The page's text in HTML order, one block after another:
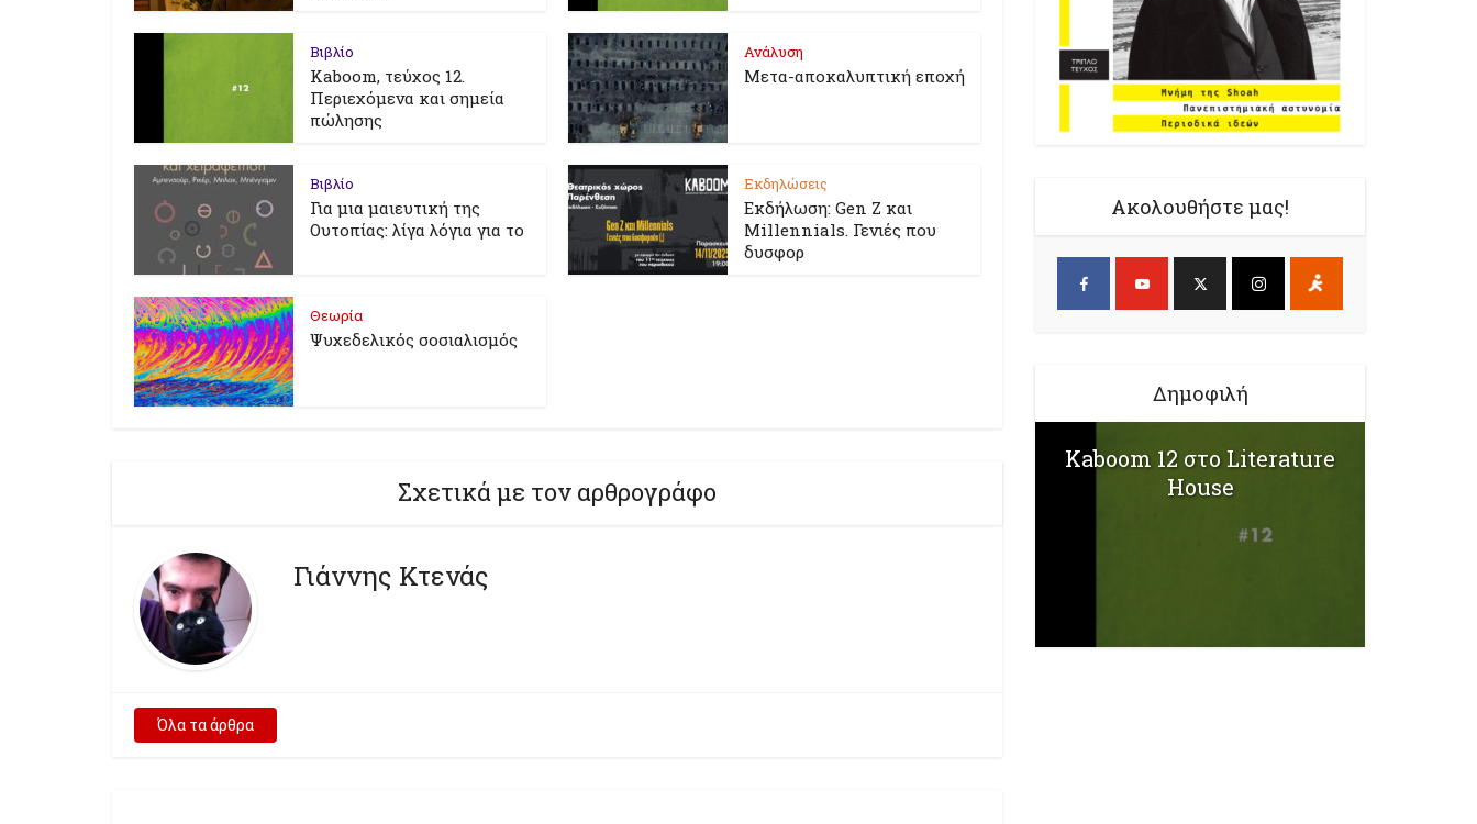
Βιβλίο
Kaboom, τεύχος 12.
Περιεχόμενα και σημεία
πώλησης
Ανάλυση
Μετα-αποκαλυπτική εποχή
Βιβλίο
Για μια μαιευτική της
Ουτοπίας: λίγα λόγια για το
Εκδηλώσεις
Εκδήλωση: Gen Z και
Millennials. Γενιές που
δυσφορ
Θεωρία
Ψυχεδελικός σοσιαλισμός
Σχετικά με τον αρθρογράφο
Γιάννης Κτενάς
Όλα τα άρθρα
Ακολουθήστε μας!
Δημοφιλή
Kaboom 12 στο Literature
House